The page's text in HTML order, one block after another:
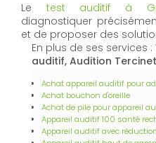
Le test auditif à
diagnostiquer
et de proposer des
En plus de ses services :
auditif, Audition Tercinet
Achat appareil auditif pour
Achat bouchon d'oreille
Achat de pile pour appareil
Appareil auditif 100 santé
Appareil auditif avec